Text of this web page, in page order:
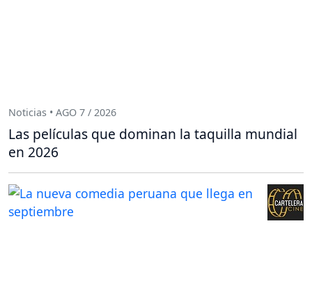
Noticias • AGO 7 / 2026
Las películas que dominan la taquilla mundial
en 2026